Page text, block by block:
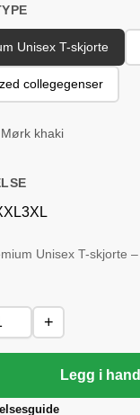
Unisex T-skjorte
collegegenser
Mørk khaki
3XL
Unisex T-skjorte
+
Legg i